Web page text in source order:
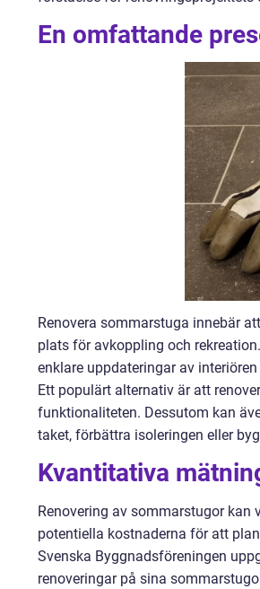
En omfattande
Renovera sommarstuga innebär
plats för avkoppling och
enklare uppdateringar av
Ett populärt alternativ är att
funktionaliteten. Dessutom kan
taket, förbättra isoleringen eller
Kvantitativa
Renovering av sommarstugor
potentiella kostnaderna för att
Svenska Byggnadsföreningen
renoveringar på sina